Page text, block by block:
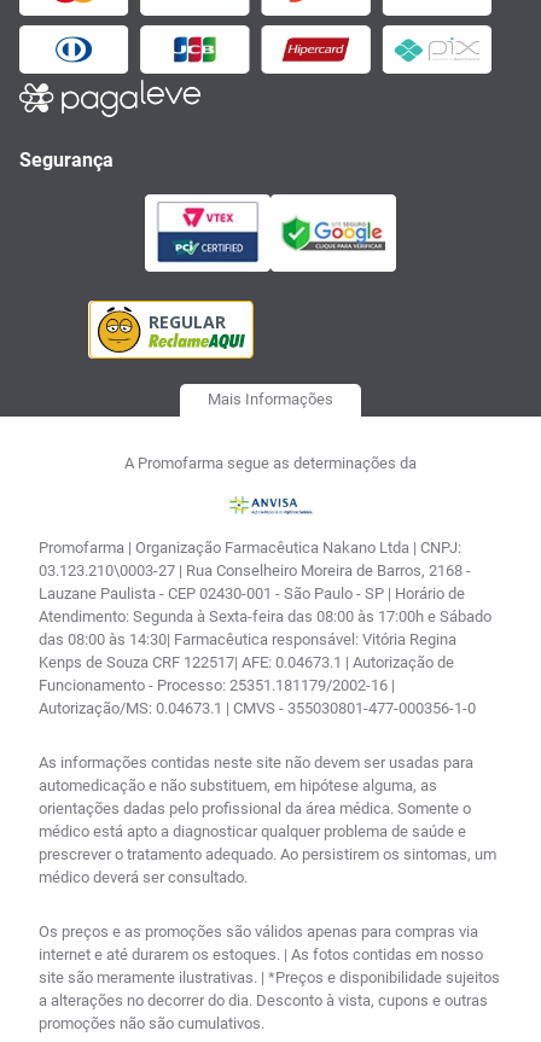
Segurança
Mais Informações
A Promofarma segue as determinações da
Promofarma | Organização Farmacêutica Nakano Ltda | CNPJ:
03.123.210\0003-27 | Rua Conselheiro Moreira de Barros, 2168 -
Lauzane Paulista - CEP 02430-001 - São Paulo - SP | Horário de
Atendimento: Segunda à Sexta-feira das 08:00 às 17:00h e Sábado
das 08:00 às 14:30| Farmacêutica responsável: Vitória Regina
Kenps de Souza CRF 122517| AFE: 0.04673.1 | Autorização de
Funcionamento - Processo: 25351.181179/2002-16 |
Autorização/MS: 0.04673.1 | CMVS - 355030801-477-000356-1-0
As informações contidas neste site não devem ser usadas para
automedicação e não substituem, em hipótese alguma, as
orientações dadas pelo profissional da área médica. Somente o
médico está apto a diagnosticar qualquer problema de saúde e
prescrever o tratamento adequado. Ao persistirem os sintomas, um
médico deverá ser consultado.
Os preços e as promoções são válidos apenas para compras via
internet e até durarem os estoques. | As fotos contidas em nosso
site são meramente ilustrativas. | *Preços e disponibilidade sujeitos
a alterações no decorrer do dia. Desconto à vista, cupons e outras
promoções não são cumulativos.